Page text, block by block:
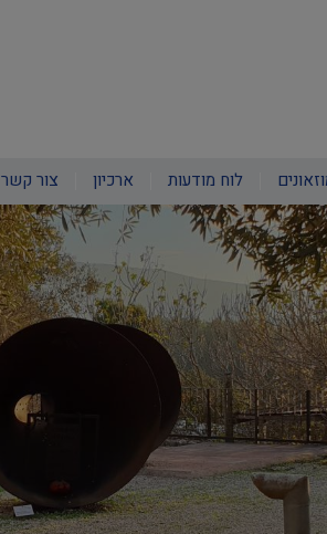
לוח מודעות ארכיון צור קשר